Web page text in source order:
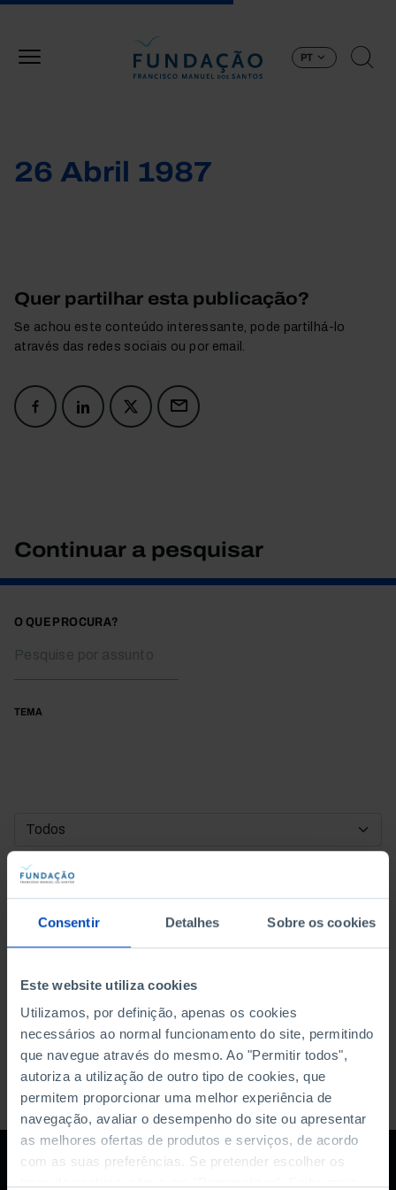
Consentir Detalhes Sobre os cookies
Este website utiliza cookies
Utilizamos, por definição, apenas os cookies
necessários ao normal funcionamento do site, permitindo
que navegue através do mesmo. Ao "Permitir todos",
autoriza a utilização de outro tipo de cookies, que
permitem proporcionar uma melhor experiência de
navegação, avaliar o desempenho do site ou apresentar
as melhores ofertas de produtos e serviços, de acordo
com as suas preferências. Se pretender escolher os
PT
26 Abril 1987
Quer partilhar esta publicação?
Se achou este conteúdo interessante, pode partilhá-lo
através das redes sociais ou por email.
Continuar a pesquisar
O QUE PROCURA?
TEMA
DATA DE INÍCIO
DATA DE FIM